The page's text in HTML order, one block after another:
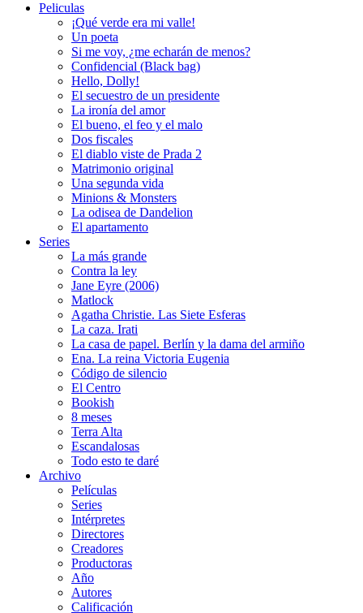
Peliculas
¡Qué verde era mi valle!
Un poeta
Si me voy, ¿me echarán de menos?
Confidencial (Black bag)
Hello, Dolly!
El secuestro de un presidente
La ironía del amor
El bueno, el feo y el malo
Dos fiscales
El diablo viste de Prada 2
Matrimonio original
Una segunda vida
Minions & Monsters
La odisea de Dandelion
El apartamento
Series
La más grande
Contra la ley
Jane Eyre (2006)
Matlock
Agatha Christie. Las Siete Esferas
La caza. Irati
La casa de papel. Berlín y la dama del armiño
Ena. La reina Victoria Eugenia
Código de silencio
El Centro
Bookish
8 meses
Terra Alta
Escandalosas
Todo esto te daré
Archivo
Películas
Series
Intérpretes
Directores
Creadores
Productoras
Año
Autores
Calificación